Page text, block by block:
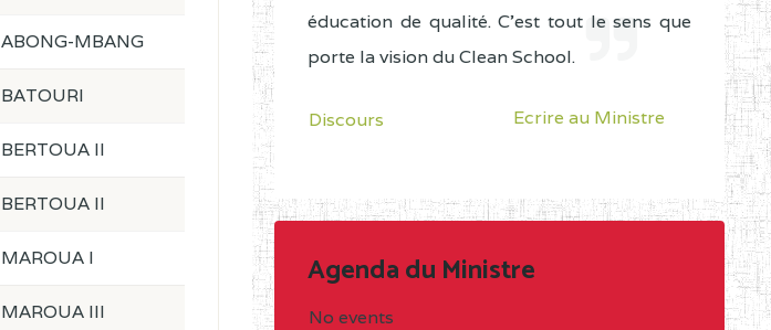
ABONG-MBANG
BATOURI
BERTOUA II
BERTOUA II
MAROUA I
MAROUA III
éducation de qualité. C'est tout le sens que
porte la vision du Clean School.
Discours Ecrire au Ministre
Agenda du Ministre
No events